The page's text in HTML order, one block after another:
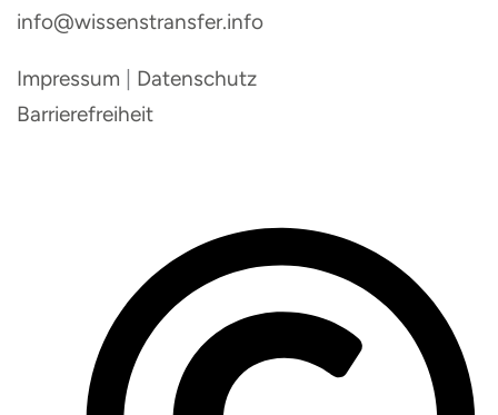
info@wissenstransfer.info
Impressum | Datenschutz
Barrierefreiheit